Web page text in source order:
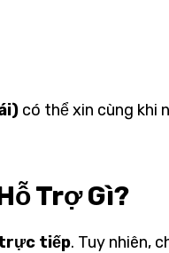
có thể xin cùng khi
Trợ Gì?
tiếp. Tuy nhiên,